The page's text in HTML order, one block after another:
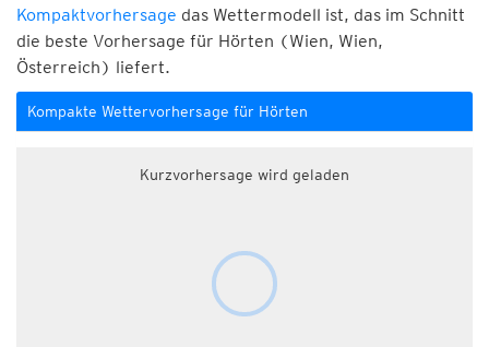
Kompaktvorhersage das Wettermodell ist, das im Schnitt
die beste Vorhersage für Hörten (Wien, Wien,
Österreich) liefert.
Kompakte Wettervorhersage für Hörten
Kurzvorhersage wird geladen